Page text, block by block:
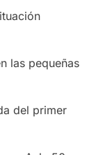
las pequeñas
del primer